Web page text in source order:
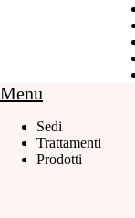
Menu
Sedi
Trattamenti
Prodotti